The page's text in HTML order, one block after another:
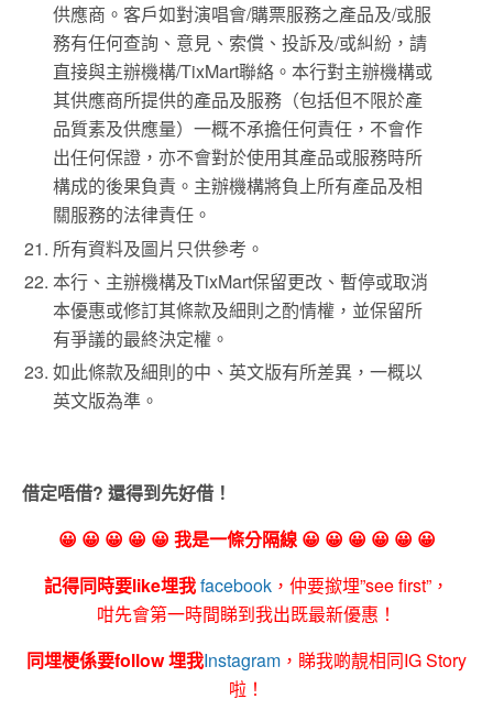
供應商。客戶如對演唱會/購票服務之產品及/或服
務有任何查詢、意見、索償、投訴及/或糾紛，請
直接與主辦機構/TixMart聯絡。本行對主辦機構或
其供應商所提供的產品及服務（包括但不限於產
品質素及供應量）一概不承擔任何責任，不會作
出任何保證，亦不會對於使用其產品或服務時所
構成的後果負責。主辦機構將負上所有產品及相
關服務的法律責任。
所有資料及圖片只供參考。
本行、主辦機構及TixMart保留更改、暫停或取消
本優惠或修訂其條款及細則之酌情權，並保留所
有爭議的最終決定權。
如此條款及細則的中、英文版有所差異，一概以
英文版為準。
借定唔借? 還得到先好借！
😀 😀 😀 😀 😀 我是一條分隔線 😀 😀 😀 😀 😀 😀
記得同時要like埋我facebook ，仲要撳埋”see first”，
咁先會第一時間睇到我出既最新優惠！
同埋梗係要follow 埋我Instagram ，睇我啲靚相同IG Story
啦！